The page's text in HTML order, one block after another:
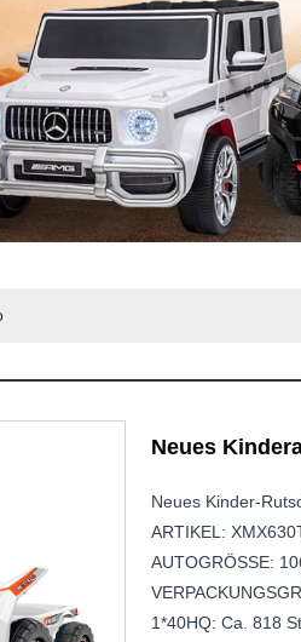
Neues
Neues Kinder-
ARTIKEL:
AUTOGRÖSSE:
1*40HQ: Ca. 818